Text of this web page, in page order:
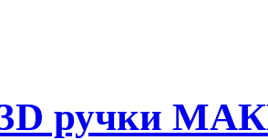
3D ручки